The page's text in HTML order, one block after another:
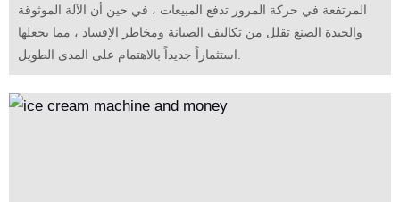
المرتفعة في حركة المرور تدفع المبيعات ، في حين أن الآلة الموثوقة
والجيدة الصنع تقلل من تكاليف الصيانة ومخاطر الإفساد ، مما يجعلها